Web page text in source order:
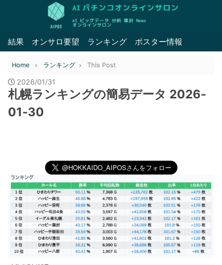
結果 オンサロ要望 ランキング ポスター情報
Home ランキング This Post
2026/01/31
札幌ランキングの簡易データ 2026-
01-30